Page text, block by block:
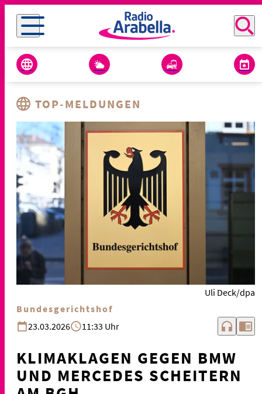
TOP-MELDUNGEN
Uli Deck/dpa
Bundesgerichtshof
23.03.2026
11:33 Uhr headphones chrome_reader_mode
KLIMAKLAGEN GEGEN BMW
UND MERCEDES SCHEITERN